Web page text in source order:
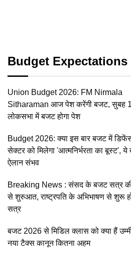
Budget Expectations
Union Budget 2026: FM Nirmala
Sitharaman आज पेश करेंगी बजट, सुबह
लोकसभा में बजट होगा पेश
Budget 2026: क्या इस बार बजट में
सेक्टर को मिलेगा 'आत्मनिर्भरता का बूस्ट', ये
ऐलान संभव
Breaking News : संसद के बजट सत्र
से शुरुआत, राष्ट्रपति के अभिभाषण से शुरू
सत्र
बजट 2026 से मिडिल क्लास को क्या हैं
नया टैक्स कानून कितना अहम